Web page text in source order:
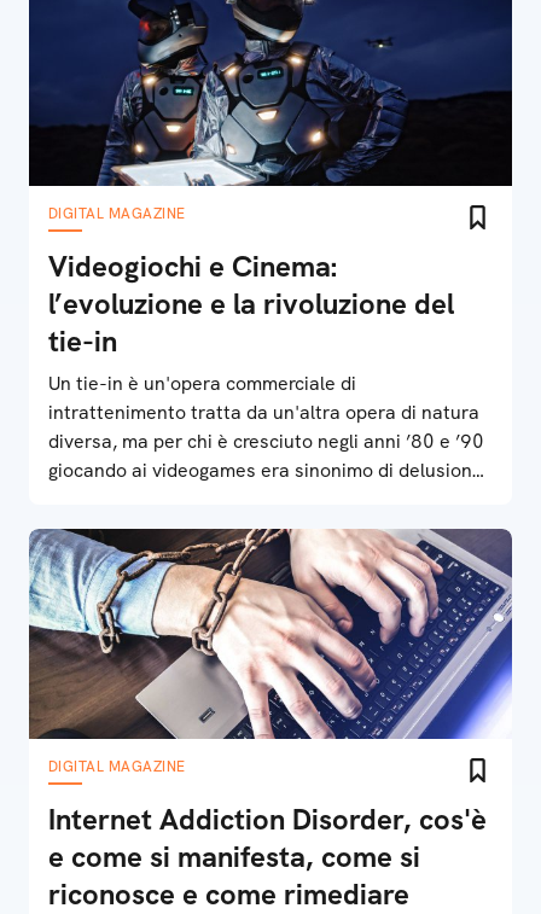
DIGITAL MAGAZINE
Videogiochi e Cinema:
l’evoluzione e la rivoluzione del
tie-in
Un tie-in è un'opera commerciale di
intrattenimento tratta da un'altra opera di natura
diversa, ma per chi è cresciuto negli anni ’80 e ’90
giocando ai videogames era sinonimo di delusione
DIGITAL MAGAZINE
Internet Addiction Disorder, cos'è
e come si manifesta, come si
riconosce e come rimediare